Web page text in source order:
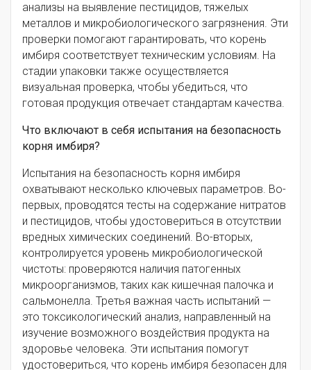
анализы на выявление пестицидов, тяжелых
металлов и микробиологического загрязнения. Эти
проверки помогают гарантировать, что корень
имбиря соответствует техническим условиям. На
стадии упаковки также осуществляется
визуальная проверка, чтобы убедиться, что
готовая продукция отвечает стандартам качества.
Что включают в себя испытания на безопасность
корня имбиря?
Испытания на безопасность корня имбиря
охватывают несколько ключевых параметров. Во-
первых, проводятся тесты на содержание нитратов
и пестицидов, чтобы удостовериться в отсутствии
вредных химических соединений. Во-вторых,
контролируется уровень микробиологической
чистоты: проверяются наличия патогенных
микроорганизмов, таких как кишечная палочка и
сальмонелла. Третья важная часть испытаний —
это токсикологический анализ, направленный на
изучение возможного воздействия продукта на
здоровье человека. Эти испытания помогут
удостовериться, что корень имбиря безопасен для